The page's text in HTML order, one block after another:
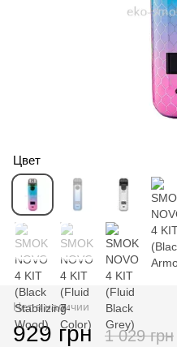
Цвет
Нет в наличии
929 грн 1 029 грн